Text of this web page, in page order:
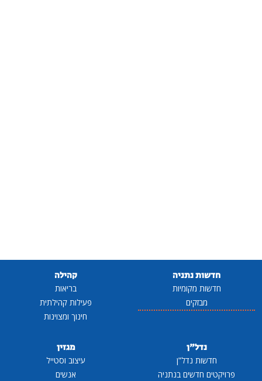
חדשות נתניה
חדשות מקומיות
מבזקים
קהילה
בריאות
פעילות קהילתית
חינוך ומצוינות
נדל"ן
חדשות נדל"ן
פרויקטים חדשים בנתניה
מגזין
עיצוב וסטייל
אנשים